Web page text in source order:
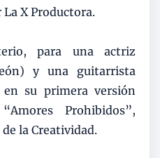
X Productora.
para una actriz
y una guitarrista
su primera versión
Prohibidos”,
la Creatividad.